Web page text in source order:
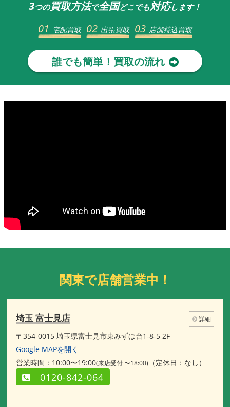
3つの買取方法で全国どこでも対応します！
01 宅配買取 02 出張買取 03 店舗持込買取
誰でも簡単！買取の流れ
関東で店舗営業中！
埼玉 富士見店 詳細
〒354-0015 埼玉県富士見市東みずほ台1-8-5 2F
Google MAPを開く
営業時間：10:00〜19:00(来店受付 〜18:00) （定休日：なし）
0120-842-064